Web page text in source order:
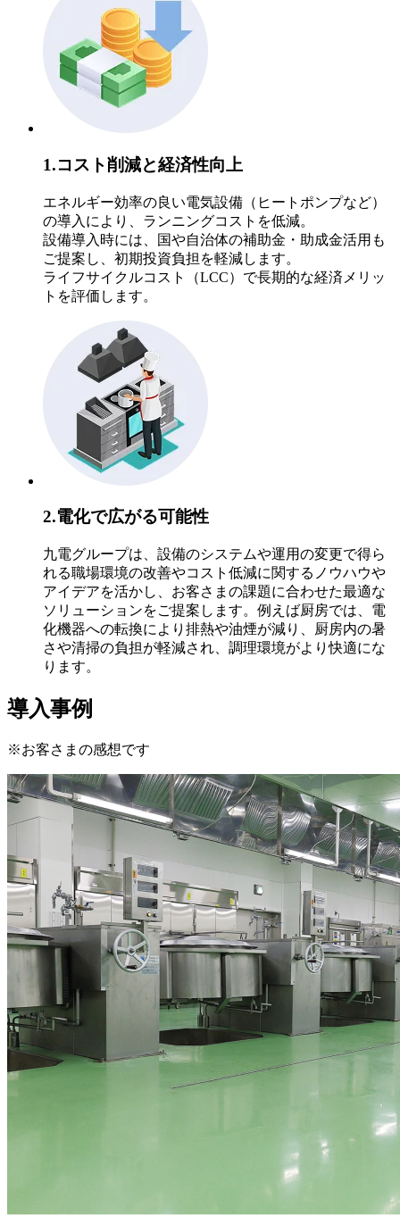
1.コスト削減と経済性向上
エネルギー効率の良い電気設備（ヒートポンプなど）
の導入により、ランニングコストを低減。
設備導入時には、国や自治体の補助金・助成金活用も
ご提案し、初期投資負担を軽減します。
ライフサイクルコスト（LCC）で長期的な経済メリッ
トを評価します。
2.電化で広がる可能性
九電グループは、設備のシステムや運用の変更で得ら
れる職場環境の改善やコスト低減に関するノウハウや
アイデアを活かし、お客さまの課題に合わせた最適な
ソリューションをご提案します。例えば厨房では、電
化機器への転換により排熱や油煙が減り、厨房内の暑
さや清掃の負担が軽減され、調理環境がより快適にな
ります。
導入事例
※お客さまの感想です